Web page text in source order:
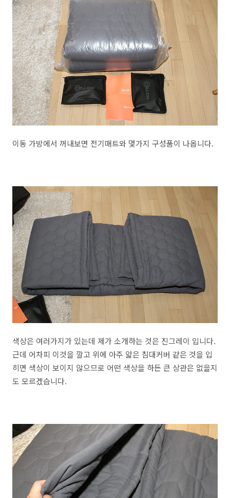
이동 가방에서 꺼내보면 전기매트와 몇가지 구성품이 나옵니다.
색상은 여러가지가 있는데 제가 소개하는 것은 진그레이 입니다.
근데 어차피 이것을 깔고 위에 아주 얇은 침대커버 같은 것을 입
히면 색상이 보이지 않으므로 어떤 색상을 하든 큰 상관은 없을지
도 모르겠습니다.